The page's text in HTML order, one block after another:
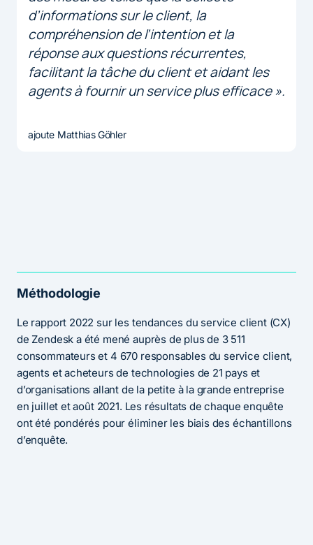
d’informations sur le client, la
compréhension de l’intention et la
réponse aux questions récurrentes,
facilitant la tâche du client et aidant les
agents à fournir un service plus efficace ».
ajoute Matthias Göhler
Méthodologie
Le rapport 2022 sur les tendances du service client (CX)
de Zendesk a été mené auprès de plus de 3 511
consommateurs et 4 670 responsables du service client,
agents et acheteurs de technologies de 21 pays et
d’organisations allant de la petite à la grande entreprise
en juillet et août 2021. Les résultats de chaque enquête
ont été pondérés pour éliminer les biais des échantillons
d’enquête.